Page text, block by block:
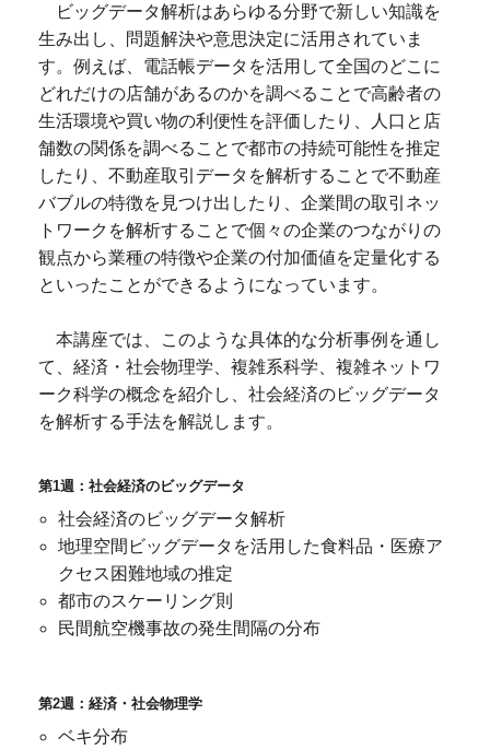
ビッグデータ解析はあらゆる分野で新しい知識を
生み出し、問題解決や意思決定に活用されていま
す。例えば、電話帳データを活用して全国のどこに
どれだけの店舗があるのかを調べることで高齢者の
生活環境や買い物の利便性を評価したり、人口と店
舗数の関係を調べることで都市の持続可能性を推定
したり、不動産取引データを解析することで不動産
バブルの特徴を見つけ出したり、企業間の取引ネッ
トワークを解析することで個々の企業のつながりの
観点から業種の特徴や企業の付加価値を定量化する
といったことができるようになっています。
本講座では、このような具体的な分析事例を通し
て、経済・社会物理学、複雑系科学、複雑ネットワ
ーク科学の概念を紹介し、社会経済のビッグデータ
を解析する手法を解説します。
第1週：社会経済のビッグデータ
社会経済のビッグデータ解析
地理空間ビッグデータを活用した食料品・医療ア
クセス困難地域の推定
都市のスケーリング則
民間航空機事故の発生間隔の分布
第2週：経済・社会物理学
ベキ分布